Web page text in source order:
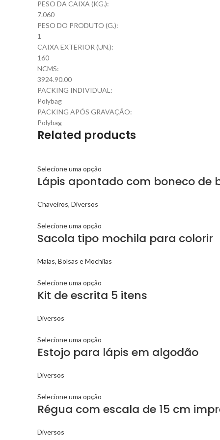
PESO DA CAIXA (KG.):
7.060
PESO DO PRODUTO (G.):
1
CAIXA EXTERIOR (UN.):
160
NCMS:
3924.90.00
PACKING INDIVIDUAL:
Polybag
PACKING APÓS GRAVAÇÃO:
Polybag
Related products
Selecione uma opção
Lápis apontado com boneco de
Chaveiros, Diversos
Selecione uma opção
Sacola tipo mochila para colorir
Malas, Bolsas e Mochilas
Selecione uma opção
Kit de escrita 5 itens
Diversos
Selecione uma opção
Estojo para lápis em algodão
Diversos
Selecione uma opção
Régua com escala de 15 cm
Diversos